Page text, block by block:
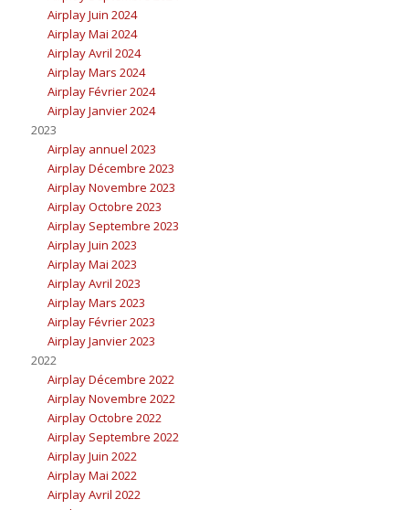
Airplay Juin 2024
Airplay Mai 2024
Airplay Avril 2024
Airplay Mars 2024
Airplay Février 2024
Airplay Janvier 2024
2023
Airplay annuel 2023
Airplay Décembre 2023
Airplay Novembre 2023
Airplay Octobre 2023
Airplay Septembre 2023
Airplay Juin 2023
Airplay Mai 2023
Airplay Avril 2023
Airplay Mars 2023
Airplay Février 2023
Airplay Janvier 2023
2022
Airplay Décembre 2022
Airplay Novembre 2022
Airplay Octobre 2022
Airplay Septembre 2022
Airplay Juin 2022
Airplay Mai 2022
Airplay Avril 2022